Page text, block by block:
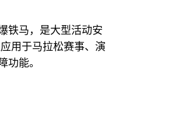
铁马，是大型活动安
用于马拉松赛事、演
能。